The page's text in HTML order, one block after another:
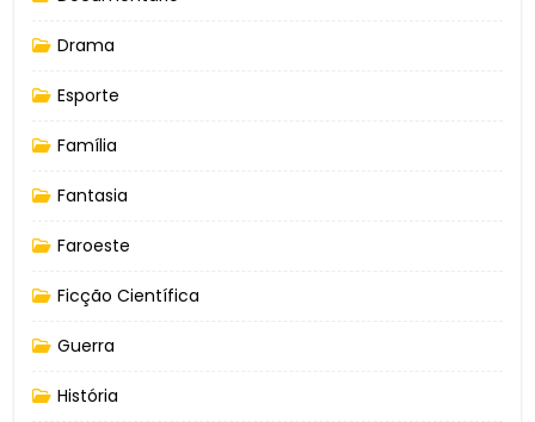
Drama
Esporte
Família
Fantasia
Faroeste
Ficção Científica
Guerra
História